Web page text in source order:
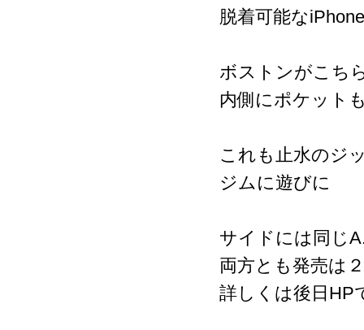
脱着可能な
ボストンがこち
内側にポケット
これも止水のジ
ジムに遊びに
サイドには同じ
両方とも発売は
詳しくは後日HP